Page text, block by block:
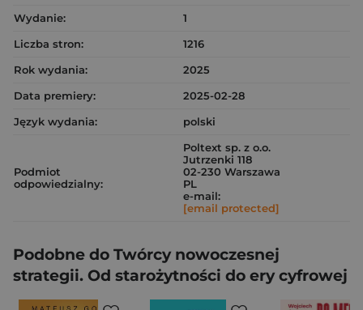
Wydanie:
1
Liczba stron:
1216
Rok wydania:
2025
Data premiery:
2025-02-28
Język wydania:
polski
Podmiot
odpowiedzialny:
Poltext sp. z o.o.
Jutrzenki 118
02-230 Warszawa
PL
e-mail:
[email protected]
Podobne do Twórcy nowoczesnej
strategii. Od starożytności do ery cyfrowej